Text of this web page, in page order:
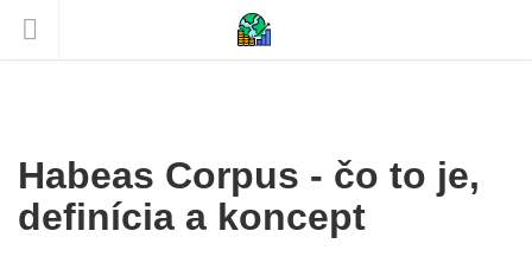
Habeas Corpus - čo to je,
definícia a koncept